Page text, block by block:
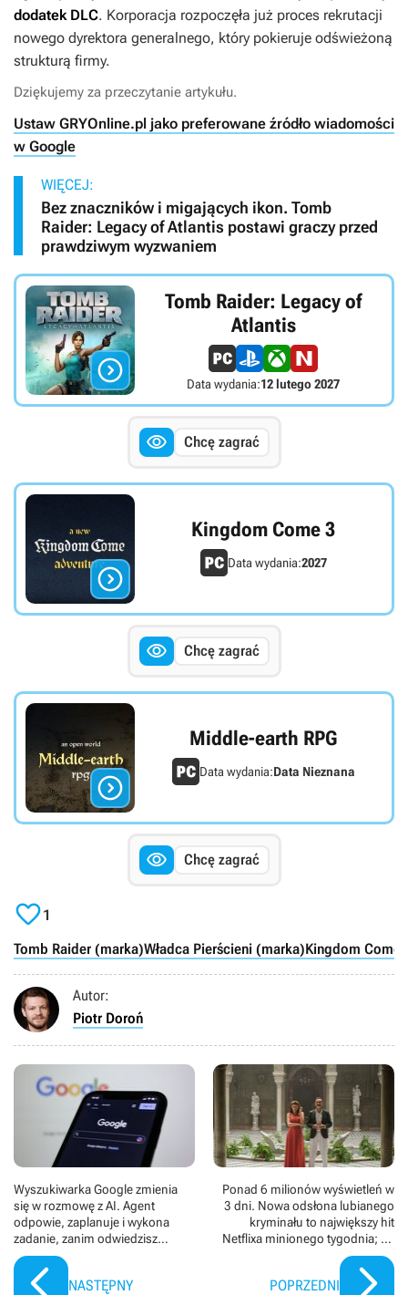
dodatek DLC. Korporacja rozpoczęła już proces rekrutacji
nowego dyrektora generalnego, który pokieruje odświeżoną
strukturą firmy.
Dziękujemy za przeczytanie artykułu.
Ustaw GRYOnline.pl jako preferowane źródło wiadomości
w Google
WIĘCEJ:
Bez znaczników i migających ikon. Tomb
Raider: Legacy of Atlantis postawi graczy przed
prawdziwym wyzwaniem

Tomb Raider: Legacy of
Atlantis
Data wydania:12 lutego 2027
 Chcę zagrać

Kingdom Come 3
Data wydania:2027
 Chcę zagrać

Middle-earth RPG
Data wydania:Data Nieznana
 Chcę zagrać
1
Tomb Raider (marka)Władca Pierścieni (marka)Kingdom Come
Autor:
Piotr Doroń
Wyszukiwarka Google zmienia
się w rozmowę z AI. Agent
odpowie, zaplanuje i wykona
zadanie, zanim odwiedzisz
jakąkolwiek stronę
NASTĘPNY
Ponad 6 milionów wyświetleń w
3 dni. Nowa odsłona lubianego
kryminału to największy hit
Netflixa minionego tygodnia; na
niej nie zakończy się to
przebojowe uniwersum
POPRZEDNI